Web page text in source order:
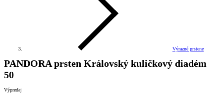
Výrazné prstene
PANDORA prsten Královský kuličkový diadém
50
Výpredaj